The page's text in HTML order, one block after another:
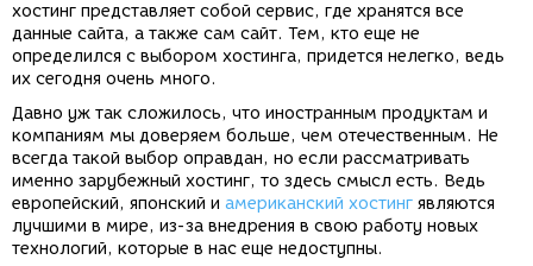
хостинг представляет собой сервис, где хранятся все
данные сайта, а также сам сайт. Тем, кто еще не
определился с выбором хостинга, придется нелегко, ведь
их сегодня очень много.
Давно уж так сложилось, что иностранным продуктам и
компаниям мы доверяем больше, чем отечественным. Не
всегда такой выбор оправдан, но если рассматривать
именно зарубежный хостинг, то здесь смысл есть. Ведь
европейский, японский и американский хостинг являются
лучшими в мире, из-за внедрения в свою работу новых
технологий, которые в нас еще недоступны.